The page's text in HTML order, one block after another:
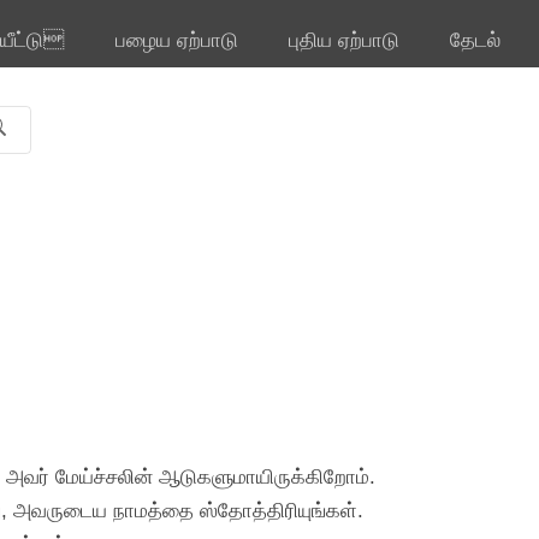
பழைய ஏற்பாடு புதிய ஏற்பாடு தேடல்
மேய்ச்சலின் ஆடுகளுமாயிருக்கிறோம்.
அவருடைய நாமத்தை ஸ்தோத்திரியுங்கள்.